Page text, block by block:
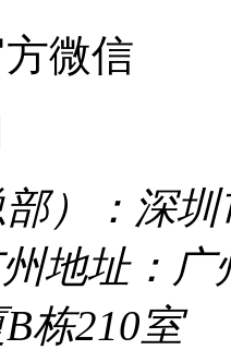
微信
）：深
地址：
栋210室